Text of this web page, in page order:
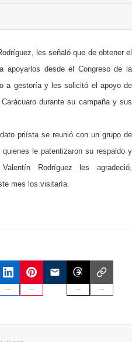
les señaló que de obtener el
apoyarlos desde el Congreso de la
a gestoría y les solicitó el apoyo de
durante su campaña y sus
priísta se reunió con un grupo de
le patentizaron su respaldo y
Rodríguez les agradeció,
mes los visitaría.